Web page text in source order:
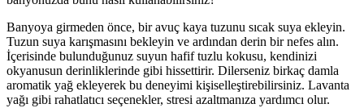
Banyoya girmeden önce, bir avuç kaya tuzunu sıcak suya ekleyin.
Tuzun suya karışmasını bekleyin ve ardından derin bir nefes alın.
İçerisinde bulunduğunuz suyun hafif tuzlu kokusu, kendinizi
okyanusun derinliklerinde gibi hissettirir. Dilerseniz birkaç damla
aromatik yağ ekleyerek bu deneyimi kişiselleştirebilirsiniz. Lavanta
yağı gibi rahatlatıcı seçenekler, stresi azaltmanıza yardımcı olur.